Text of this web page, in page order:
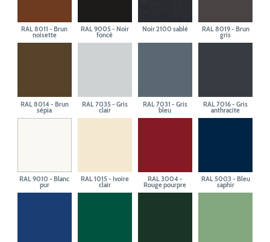
RAL 8011 - Brun
noisette
RAL 9005 - Noir
foncé
Noir 2100 sablé RAL 8019 - Brun
gris
RAL 8014 - Brun
sépia
RAL 7035 - Gris
clair
RAL 7031 - Gris
bleu
RAL 7016 - Gris
anthracite
RAL 9010 - Blanc
pur
RAL 1015 - Ivoire
clair
RAL 3004 -
Rouge pourpre
RAL 5003 - Bleu
saphir